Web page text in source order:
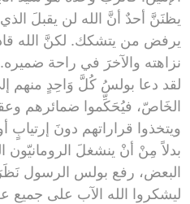
يظنَنَّ أحدٌ أنَّ الله لن يقبلَ
يرفض من يتشكك. لكنَّ الله
نزاهته والآخرَ في راحة ضميره.
لقد دعا بولسُ كُلَّ وَاحِدٍ منهم
الخَاصّ، فيُحَكِّموا ضمائرهم
ويتخذوا قراراتهم دونَ
بدلاً مِنْ أنْ ينشغلَ الرومانيّون
البعض، رفع بولس الرسول
ليشكروا الله الآب على جميع